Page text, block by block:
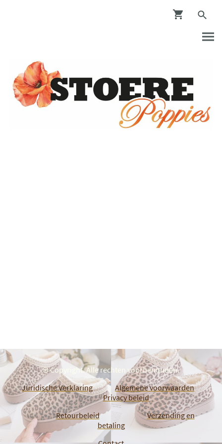
© Copyright. Alle rechten voorbehouden.
Juridische Verklaring
Algemene voorwaarden
Privacy beleid
Retourbeleid
Verzending en
betaling